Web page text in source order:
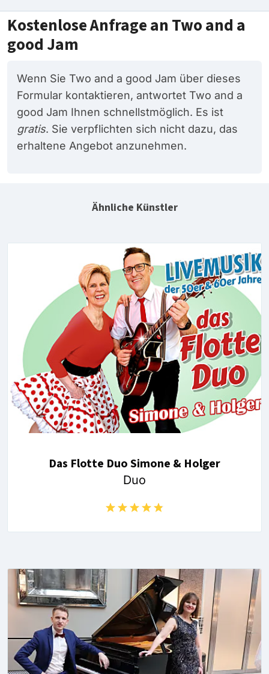
Kostenlose Anfrage an Two and a
good Jam
Wenn Sie Two and a good Jam über dieses
Formular kontaktieren, antwortet Two and a
good Jam Ihnen schnellstmöglich. Es ist
gratis. Sie verpflichten sich nicht dazu, das
erhaltene Angebot anzunehmen.
Ähnliche Künstler
Das Flotte Duo Simone & Holger
Duo